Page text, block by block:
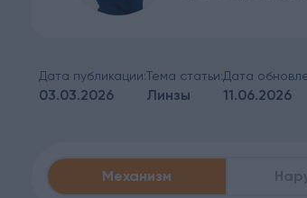
Дата публикации:
03.03.2026
Тема статьи:
Линзы
Дата
11.06.2026
Механизм